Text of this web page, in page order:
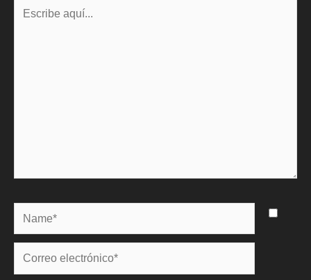
Name*
Correo
electrónico*